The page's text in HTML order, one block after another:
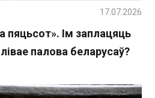
пяцьсот». Ім заплацяць
палова беларусаў?
17.07.2026